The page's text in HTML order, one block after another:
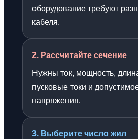
оборудование требуют
кабеля.
2. Рассчитайте сечение
Нужны ток, мощность,
пусковые токи и
напряжения.
3. Выберите число жил